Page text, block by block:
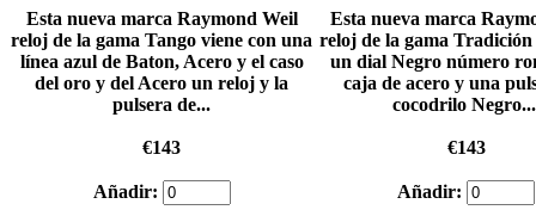
Esta nueva marca Raymond Weil
reloj de la gama Tango viene con una
línea azul de Baton, Acero y el caso
del oro y del Acero un reloj y la
pulsera de...
€143
Añadir:
Esta nueva marca
reloj de la gama Tradición
un dial Negro número
caja de acero y una
cocodrilo
€143
Añadir: